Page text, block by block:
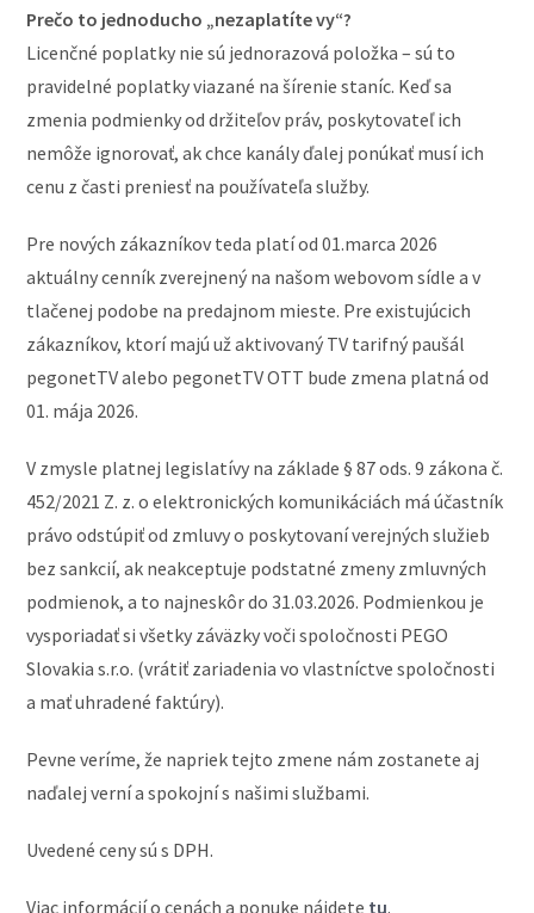
Prečo to jednoducho „nezaplatíte vy“?
Licenčné poplatky nie sú jednorazová položka – sú to
pravidelné poplatky viazané na šírenie staníc. Keď sa
zmenia podmienky od držiteľov práv, poskytovateľ ich
nemôže ignorovať, ak chce kanály ďalej ponúkať musí ich
cenu z časti preniesť na používateľa služby.
Pre nových zákazníkov teda platí od 01.marca 2026
aktuálny cenník zverejnený na našom webovom sídle a v
tlačenej podobe na predajnom mieste. Pre existujúcich
zákazníkov, ktorí majú už aktivovaný TV tarifný paušál
pegonetTV alebo pegonetTV OTT bude zmena platná od
01. mája 2026.
V zmysle platnej legislatívy na základe § 87 ods. 9 zákona č.
452/2021 Z. z. o elektronických komunikáciách má účastník
právo odstúpiť od zmluvy o poskytovaní verejných služieb
bez sankcií, ak neakceptuje podstatné zmeny zmluvných
podmienok, a to najneskôr do 31.03.2026. Podmienkou je
vysporiadať si všetky záväzky voči spoločnosti PEGO
Slovakia s.r.o. (vrátiť zariadenia vo vlastníctve spoločnosti
a mať uhradené faktúry).
Pevne veríme, že napriek tejto zmene nám zostanete aj
naďalej verní a spokojní s našimi službami.
Uvedené ceny sú s DPH.
Viac informácií o cenách a ponuke nájdete tu.